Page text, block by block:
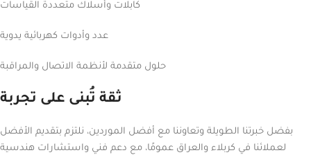
كابلات وأسلاك متعددة القياسات
عدد وأدوات كهربائية يدوية
حلول متقدمة لأنظمة الاتصال والمراقبة
ثقة تُبنى على تجربة
بفضل خبرتنا الطويلة وتعاوننا مع أفضل الموردين، نلتزم بتقديم الأفضل
لعملائنا في كربلاء والعراق عمومًا، مع دعم فني واستشارات هندسية